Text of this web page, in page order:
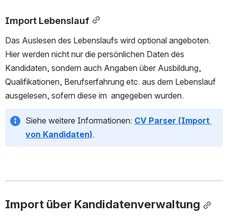
Import Lebenslauf
Das Auslesen des Lebenslaufs wird optional angeboten.
Hier werden nicht nur die persönlichen Daten des
Kandidaten, sondern auch Angaben über Ausbildung,
Qualifikationen, Berufserfahrung etc. aus dem Lebenslauf
ausgelesen, sofern diese im  angegeben wurden.
Siehe weitere Informationen: CV Parser (Import
von Kandidaten).
Import über Kandidatenverwaltung